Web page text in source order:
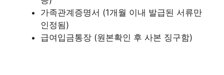
가족관계증명서 (1개월 이내 발급된 서류만
인정됨)
급여입금통장 (원본확인 후 사본 징구함)